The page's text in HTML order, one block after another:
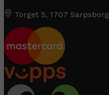
Torget 5, 1707 Sarpsborg